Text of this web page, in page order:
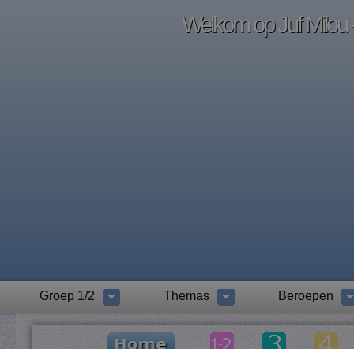
Welkom op Juf Milou
Groep 1/2 Themas Beroepen